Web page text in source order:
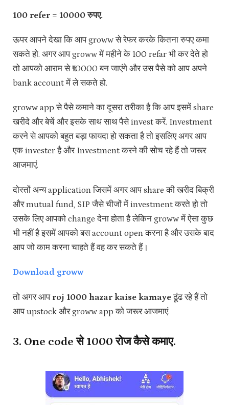
100 refer = 10000 रुपए.
ऊपर आपने देखा कि आप groww से रेफर करके कितना रुपए कमा
सकते हो. अगर आप groww में महीने के 100 refar भी कर देते हो
तो आपको आराम से ₹10000 बन जाएंगे और उस पैसे को आप अपने
bank account में ले सकते हो.
groww app से पैसे कमाने का दूसरा तरीका है कि आप इसमें share
खरीदे और बेचें और इसके साथ साथ पैसे invest करें. Investment
करने से आपको बहुत बड़ा फायदा हो सकता है तो इसलिए अगर आप
एक invester है और Investment करने की सोच रहे हैं तो जरूर
आजमाएं.
दोस्तों अन्य application जिसमें अगर आप share की खरीद बिक्री
और mutual fund, SIP जैसे चीजों में investment करते हो तो
उसके लिए आपको change देना होता है लेकिन groww में ऐसा कुछ
भी नहीं है इसमें आपको बस account open करना है और उसके बाद
आप जो काम करना चाहते हैं वह कर सकते हैं।
Download groww
तो अगर आप roj 1000 hazar kaise kamayeढूंढ रहे हैं तो
आप upstock और groww app को जरूर आजमाएं.
3. One code से ₹1000 रोज कैसे कमाए.